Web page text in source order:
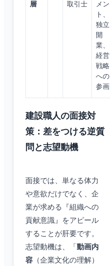
層
取引士
メン
ト、
独立
開
業、
経営
戦略
への
参画
建設職人の面接対
策：差をつける逆質
問と志望動機
面接では、単なる体力
や意欲だけでなく、企
業が求める『組織への
貢献意識』をアピール
することが肝要です。
志望動機は、「 動画内
容 （企業文化の理解）